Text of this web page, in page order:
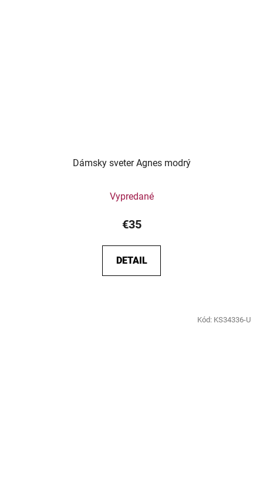
Dámsky sveter Agnes modrý
Vypredané
€35
DETAIL
Kód: KS34336-U